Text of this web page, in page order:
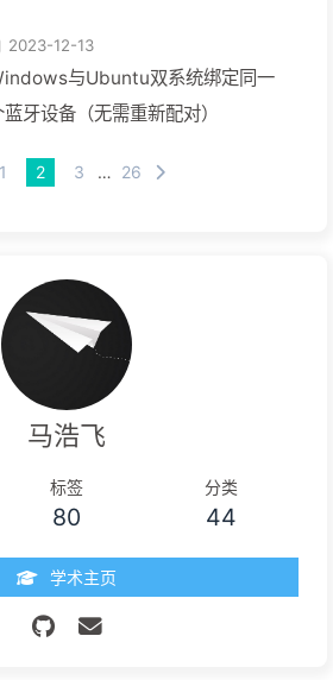
2023-12-13
与Ubuntu双系统绑定同一
蓝牙设备（无需重新配对）
1 2 3 … 26
马浩飞
标签
80
分类
44
学术主页